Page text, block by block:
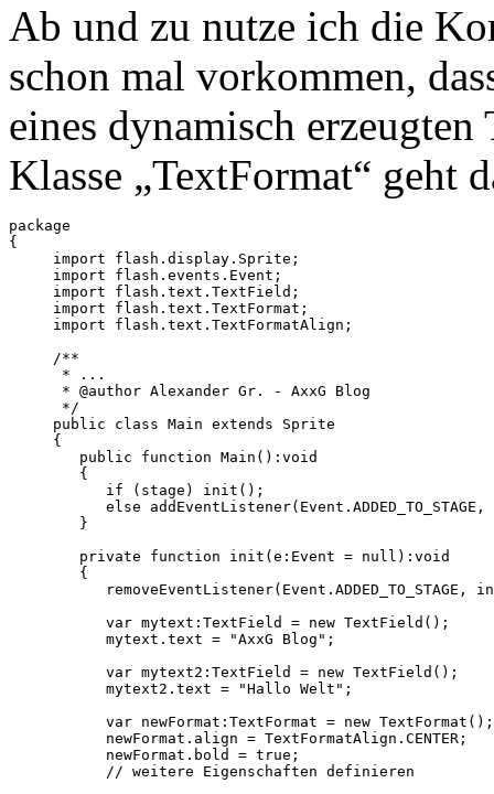
Ab und zu nutze ich die
schon mal vorkommen,
eines dynamisch
Klasse „TextFormat“ geht
package
{
     import flash.display.Sprite;
     import flash.events.Event;
     import flash.text.TextField;
     import flash.text.TextFormat;
     import flash.text.TextFormatAlign;
     /**
      * ...
      * @author Alexander Gr. - AxxG Blog
      */
     public class Main extends Sprite
     {
        public function Main():void
        {
           if (stage) init();
else addEventListener(Event.ADDED_TO_STAGE,
        }
        private function init(e:Event = null):void
        {
removeEventListener(Event.ADDED_TO_STAGE,
           var mytext:TextField = new TextField();
           mytext.text = "AxxG Blog";
           var mytext2:TextField = new TextField();
           mytext2.text = "Hallo Welt";
           var newFormat:TextFormat = new TextFormat();
           newFormat.align = TextFormatAlign.CENTER;
           newFormat.bold = true;
           // weitere Eigenschaften definieren